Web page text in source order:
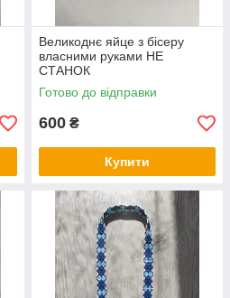
Великоднє яйце з бісеру
власними руками НЕ
СТАНОК
Готово до відправки
600 ₴
Купити